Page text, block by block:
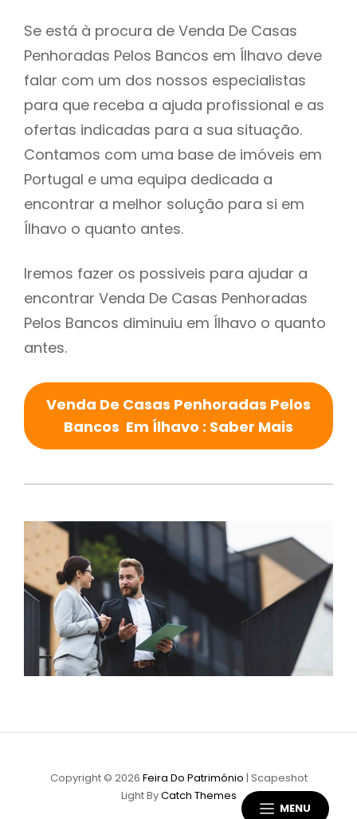
MENU
Se está à procura de Venda De Casas
Penhoradas Pelos Bancos em Ílhavo deve
falar com um dos nossos especialistas
para que receba a ajuda profissional e as
ofertas indicadas para a sua situação.
Contamos com uma base de imóveis em
Portugal e uma equipa dedicada a
encontrar a melhor solução para si em
Ílhavo o quanto antes.
Iremos fazer os possiveis para ajudar a
encontrar Venda De Casas Penhoradas
Pelos Bancos diminuiu em Ílhavo o quanto
antes.
Venda De Casas Penhoradas Pelos
Bancos Em Ílhavo : Saber Mais
Copyright © 2026 Feira Do Património | Scapeshot
Light ByCatch Themes